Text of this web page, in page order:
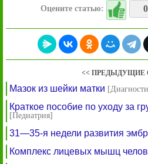
Оцените статью: 0
<< ПРЕДЫДУЩИЕ
Мазок из шейки матки
Краткое пособие по уходу за
[Педиатрия]
31—35-я недели развития
Комплекс лицевых мышц